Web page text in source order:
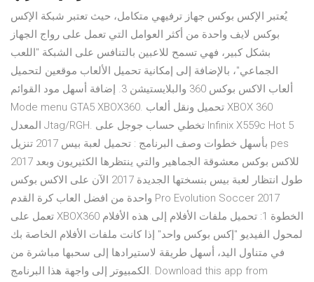
يُعتبر الإكس بوكس جهاز ترفيهي متكامل، حيث تعتبر شبكة الإكس
بوكس لايف واحدة من أكثر العوامل التي تعمل على رواج الجهاز
بشكل كبير، فهي تسمح للاعبين بالتنافس على الشبكة "اللعب
الجماعي"، بالإضافة إلى إمكانية تحميل الألعاب موقعين لتحميل
ألعاب الاكس بوكس 360 والبلايستيشن 3. إضافة أسهل مود القوائم
Mode menu GTA5 XBOX360. تحميل ونقل ألعاب XBOX 360
المعدل Jtag/RGH. تخطي حساب جوجل على Infinix X559c Hot 5
بأسهل خطوات وصف البرنامج : تحميل لعبة بيس 2017 تنزيل pes
2017 للاكس بوكس معشوقة الجماهير والتي ينتظرها الكثيريون وبعد
طول انتظار لعبة بيس بنسختها الجديدة 2017 الآن على الاكس بوكس
واحدة من افضل العاب كرة القدم Pro Evolution Soccer 2017
تعمل على XBOX360 الخطوة 1: تحميل ملفات الأفلام إلى هذه الأفلام
لمحول الفيديو "إكس بوكس واحد" إذا كانت ملفات الأفلام الخاصة بك
في متناول اليد، أسهل طريقة لاستيرادها إلى سحبها مباشرة من
الكمبيوتر إلى واجهة هذا البرنامج. Download this app from